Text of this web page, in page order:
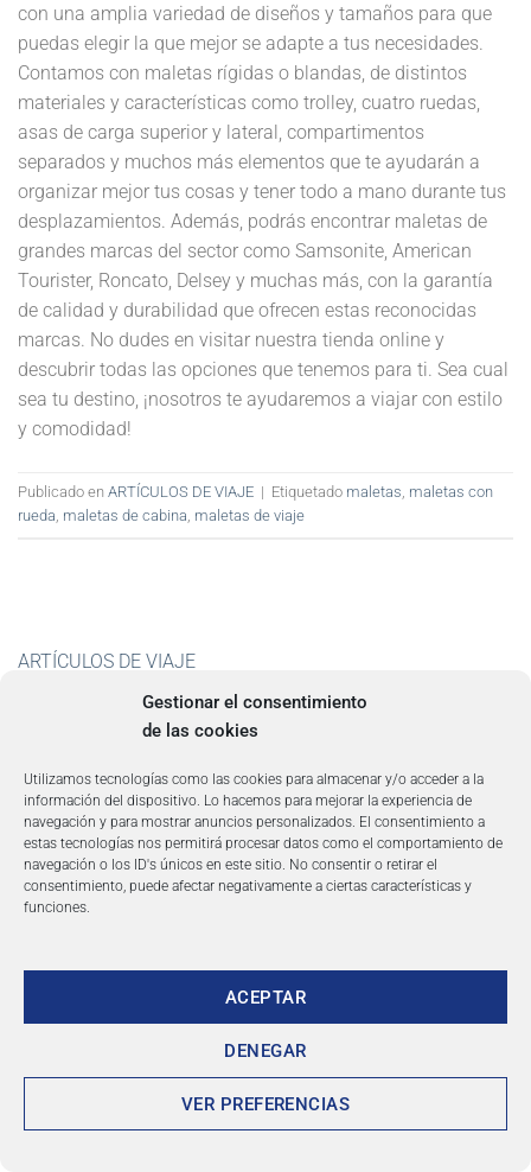
Gestionar el consentimiento
de las cookies
Utilizamos tecnologías como las cookies para almacenar y/o acceder a la
información del dispositivo. Lo hacemos para mejorar la experiencia de
navegación y para mostrar anuncios personalizados. El consentimiento a
estas tecnologías nos permitirá procesar datos como el comportamiento de
navegación o los ID's únicos en este sitio. No consentir o retirar el
consentimiento, puede afectar negativamente a ciertas características y
funciones.
ACEPTAR
DENEGAR
VER PREFERENCIAS
con una amplia variedad de diseños y tamaños para que
puedas elegir la que mejor se adapte a tus necesidades.
Contamos con maletas rígidas o blandas, de distintos
materiales y características como trolley, cuatro ruedas,
asas de carga superior y lateral, compartimentos
separados y muchos más elementos que te ayudarán a
organizar mejor tus cosas y tener todo a mano durante tus
desplazamientos. Además, podrás encontrar maletas de
grandes marcas del sector como Samsonite, American
Tourister, Roncato, Delsey y muchas más, con la garantía
de calidad y durabilidad que ofrecen estas reconocidas
marcas. No dudes en visitar nuestra tienda online y
descubrir todas las opciones que tenemos para ti. Sea cual
sea tu destino, ¡nosotros te ayudaremos a viajar con estilo
y comodidad!
Publicado en ARTÍCULOS DE VIAJE | Etiquetado maletas, maletas con
rueda, maletas de cabina, maletas de viaje
ARTÍCULOS DE VIAJE
CIUDADES DE ESPAÑA
ISLAS CANARIAS
Cádiz: Tesoro en la Costa Andaluza
Entretenimiento
Guía de Madrid: Arte, Cultura, Gastronomía y
Algeciras: Belleza en la Costa del Sol